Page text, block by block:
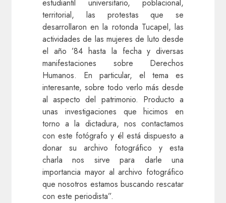
estudiantil universitario, poblacional,
territorial, las protestas que se
desarrollaron en la rotonda Tucapel, las
actividades de las mujeres de luto desde
el año ’84 hasta la fecha y diversas
manifestaciones sobre Derechos
Humanos. En particular, el tema es
interesante, sobre todo verlo más desde
al aspecto del patrimonio. Producto a
unas investigaciones que hicimos en
torno a la dictadura, nos contactamos
con este fotógrafo y él está dispuesto a
donar su archivo fotográfico y esta
charla nos sirve para darle una
importancia mayor al archivo fotográfico
que nosotros estamos buscando rescatar
con este periodista”.